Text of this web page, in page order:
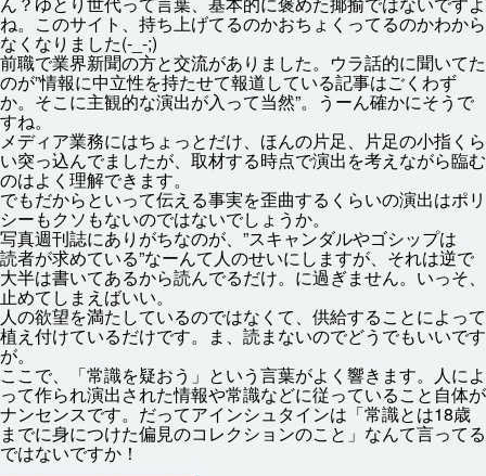
ね。このサイト、 持ち上げてるのかおちょくってるのかわから
なくなりました(-_-;)
前職で業界新聞の方と交流がありました。ウラ話的に聞いてた
のが”情報に中立性を持たせて報道している記事はごくわず
か。そこに主観的な演出が入って当然”。うーん確かにそうで
すね。
メディア業務にはちょっとだけ、ほんの片足、 片足の小指くら
い突っ込んでましたが、 取材する時点で演出を考えながら臨む
のはよく 理解できます。
でもだからといって伝える事実を歪曲するくらいの演出はポリ
シーもクソもないのではないでしょうか。
写真週刊誌にありがちなのが、”スキャンダルやゴシップは
読者が求めている”なーんて人のせいにしますが、それは逆で
大半は書いてあるから読んでるだけ。に過ぎません。いっそ、
止めてしまえばいい。
人の欲望を満たしているのではなくて、 供給することによって
植え 付けているだけです。ま、 読まないのでどうでもいいです
が。
ここで、「常識を疑おう」という言葉がよく 響きます。 人によ
って作られ演出された情報や常識などに従っていること 自体が
ナンセンスです。だってアインシュタインは「常識とは18歳
までに身につけた偏見のコレクションのこと」なんて言ってる
ではないですか！